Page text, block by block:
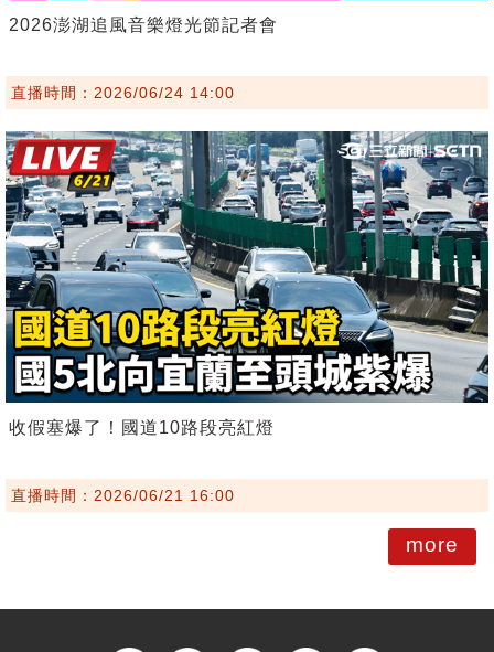
2026澎湖追風音樂燈光節記者會
直播時間：2026/06/24 14:00
收假塞爆了！國道10路段亮紅燈
直播時間：2026/06/21 16:00
more